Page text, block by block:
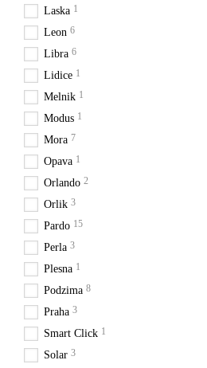
Laska 1
Leon 6
Libra 6
Lidice 1
Melnik 1
Modus 1
Mora 7
Opava 1
Orlando 2
Orlik 3
Pardo 15
Perla 3
Plesna 1
Podzima 8
Praha 3
Smart Click 1
Solar 3